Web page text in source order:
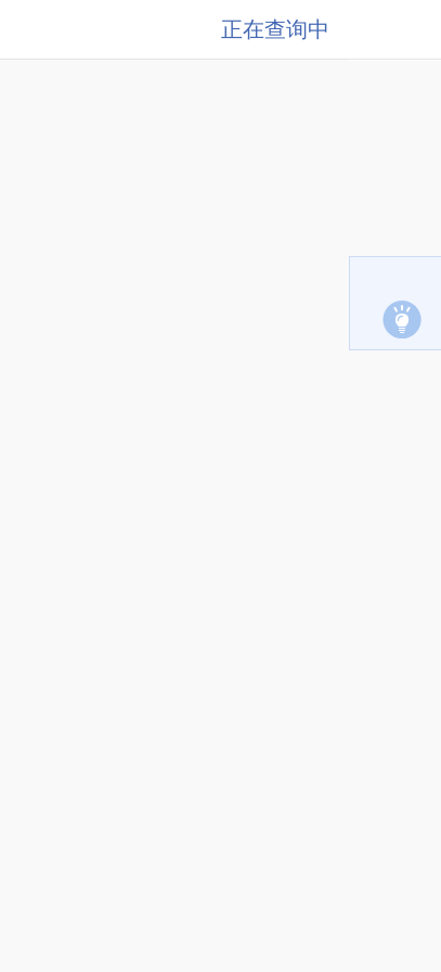
正在查询中